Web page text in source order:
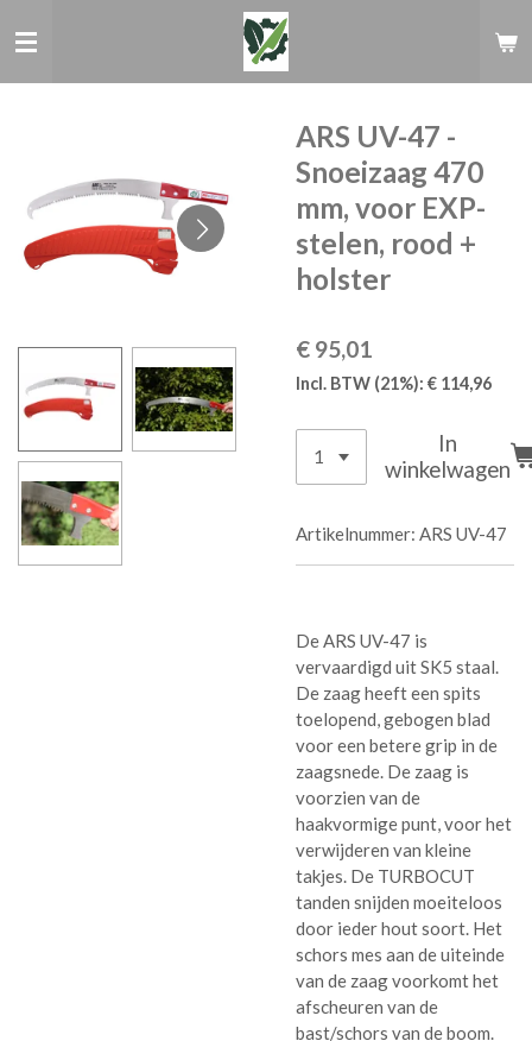
direct
ARS UV-47 -
Snoeizaag 470
mm, voor EXP-
stelen, rood +
holster
€ 95,01
Incl. BTW (21%): € 114,96
In
winkelwagen
Artikelnummer: ARS UV-47
De ARS UV-47 is
vervaardigd uit SK5 staal.
De zaag heeft een spits
toelopend, gebogen blad
voor een betere grip in de
zaagsnede. De zaag is
voorzien van de
haakvormige punt, voor het
verwijderen van kleine
takjes. De TURBOCUT
tanden snijden moeiteloos
door ieder hout soort. Het
schors mes aan de uiteinde
van de zaag voorkomt het
afscheuren van de
bast/schors van de boom.